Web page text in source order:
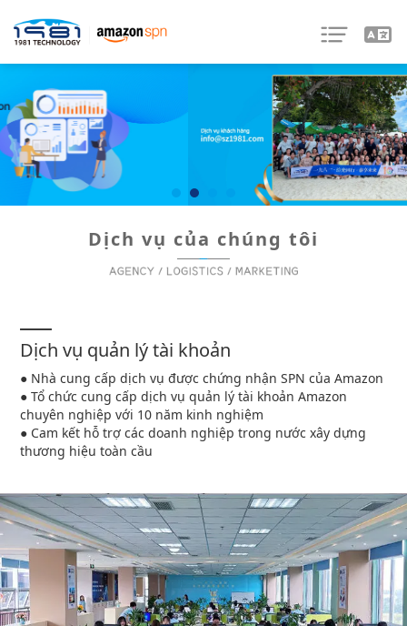
Dịch vụ của chúng tôi
Dịch vụ quản lý tài khoản
● Nhà cung cấp dịch vụ được chứng nhận SPN của Amazon
● Tổ chức cung cấp dịch vụ quản lý tài khoản Amazon
chuyên nghiệp với 10 năm kinh nghiệm
● Cam kết hỗ trợ các doanh nghiệp trong nước xây dựng
thương hiệu toàn cầu